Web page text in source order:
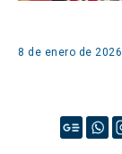
8 de enero de 2026